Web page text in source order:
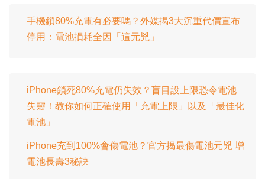
手機鎖80%充電有必要嗎？外媒揭3大沉重代價宣布
停用：電池損耗全因「這元兇」
iPhone鎖死80%充電仍失效？盲目設上限恐令電池
失靈！教你如何正確使用「充電上限」以及「最佳化
電池」
iPhone充到100%會傷電池？官方揭最傷電池元兇 增
電池長壽3秘訣